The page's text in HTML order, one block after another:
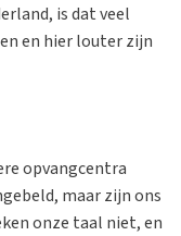
is dat veel
en hier louter zijn
opvangcentra
maar zijn ons
onze taal niet, en